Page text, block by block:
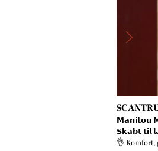
𝗠𝗮𝗻𝗶𝘁𝗼𝘂
𝗦𝗸𝗮𝗯𝘁 𝘁𝗶𝗹
👌